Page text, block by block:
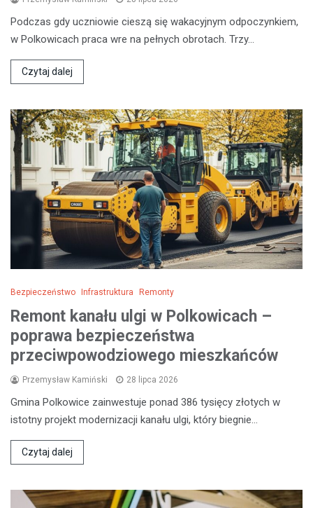
Podczas gdy uczniowie cieszą się wakacyjnym odpoczynkiem,
w Polkowicach praca wre na pełnych obrotach. Trzy…
Czytaj dalej
Bezpieczeństwo Infrastruktura Remonty
Remont kanału ulgi w Polkowicach –
poprawa bezpieczeństwa
przeciwpowodziowego mieszkańców
Przemysław Kamiński 28 lipca 2026
Gmina Polkowice zainwestuje ponad 386 tysięcy złotych w
istotny projekt modernizacji kanału ulgi, który biegnie…
Czytaj dalej